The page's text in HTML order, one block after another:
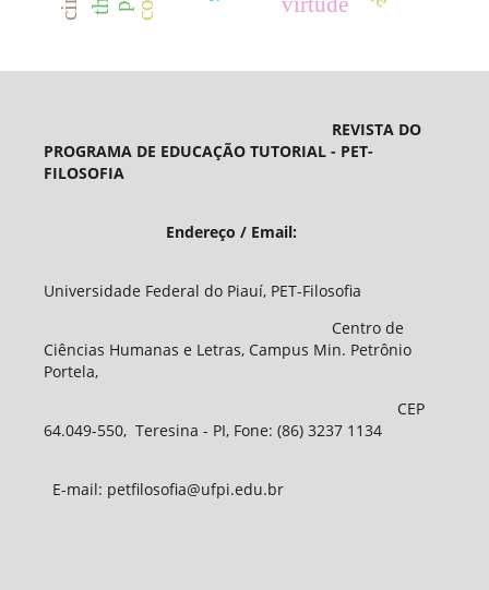
REVISTA DO
PROGRAMA DE EDUCAÇÃO TUTORIAL - PET-
FILOSOFIA
Endereço / Email:
Universidade Federal do Piauí, PET-Filosofia
Centro de
Ciências Humanas e Letras, Campus Min. Petrônio
Portela,
CEP
64.049-550, Teresina - PI, Fone: (86) 3237 1134
E-mail: petfilosofia@ufpi.edu.br